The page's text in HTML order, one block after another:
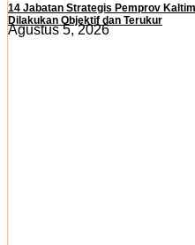
14 Jabatan Strategis Pemprov
Dilakukan Objektif dan Terukur
Agustus 5, 2026